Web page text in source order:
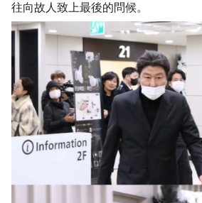
往向故人致上最後的問候。